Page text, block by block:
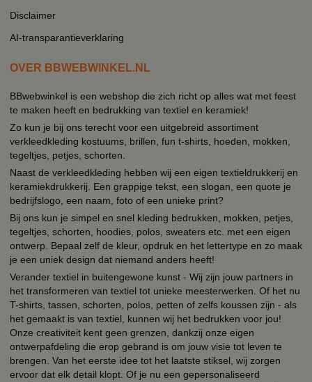
Disclaimer
AI-transparantieverklaring
OVER BBWEBWINKEL.NL
BBwebwinkel is een webshop die zich richt op alles wat met feest
te maken heeft en bedrukking van textiel en keramiek!
Zo kun je bij ons terecht voor een uitgebreid assortiment
verkleedkleding kostuums, brillen, fun t-shirts, hoeden, mokken,
tegeltjes, petjes, schorten.
Naast de verkleedkleding hebben wij een eigen textieldrukkerij en
keramiekdrukkerij. Een grappige tekst, een slogan, een quote je
bedrijfslogo, een naam, foto of een unieke print?
Bij ons kun je simpel en snel kleding bedrukken, mokken, petjes,
tegeltjes, schorten, hoodies, polos, sweaters etc. met een eigen
ontwerp. Bepaal zelf de kleur, opdruk en het lettertype en zo maak
je een uniek design dat niemand anders heeft!
Verander textiel in buitengewone kunst - Wij zijn jouw partners in
het transformeren van textiel tot unieke meesterwerken. Of het nu
T-shirts, tassen, schorten, polos, petten of zelfs koussen zijn - als
het gemaakt is van textiel, kunnen wij het bedrukken voor jou!
Onze creativiteit kent geen grenzen, dankzij onze eigen
ontwerpafdeling die erop gebrand is om jouw visie tot leven te
brengen. Van het eerste idee tot het laatste stiksel, wij zorgen
ervoor dat elk detail klopt. Of je nu een gepersonaliseerd